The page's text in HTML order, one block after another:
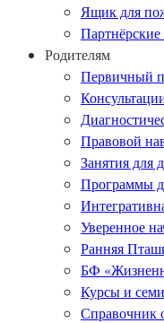
Ящик для
Родителям
Первичный
Правовой
Занятия для
Программы
Уверенное
Ранняя
БФ
Курсы и
Справочник